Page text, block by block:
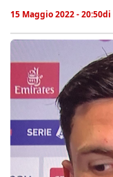
15 Maggio 2022 - 20:50di